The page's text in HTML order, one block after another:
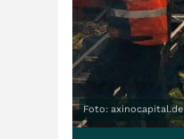
Foto: axinocapital.de